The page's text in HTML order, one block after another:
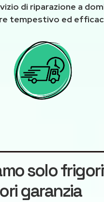
di riparazione a
tempestivo ed
solo
garanzia